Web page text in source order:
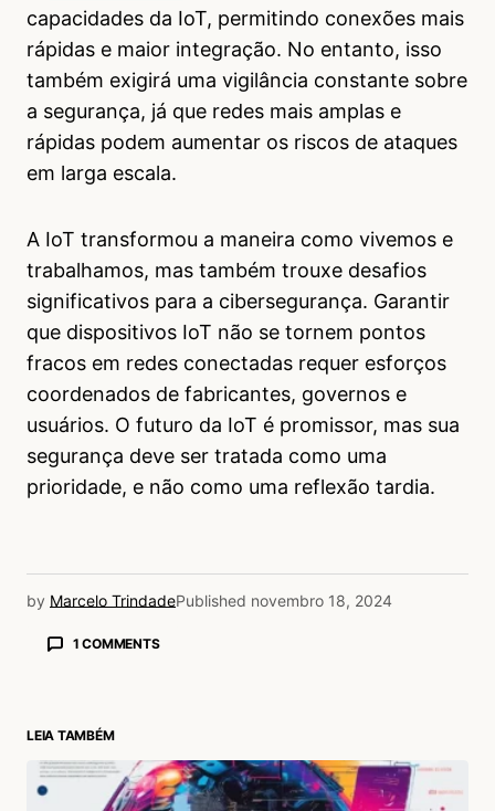
capacidades da IoT, permitindo conexões mais
rápidas e maior integração. No entanto, isso
também exigirá uma vigilância constante sobre
a segurança, já que redes mais amplas e
rápidas podem aumentar os riscos de ataques
em larga escala.
A IoT transformou a maneira como vivemos e
trabalhamos, mas também trouxe desafios
significativos para a cibersegurança. Garantir
que dispositivos IoT não se tornem pontos
fracos em redes conectadas requer esforços
coordenados de fabricantes, governos e
usuários. O futuro da IoT é promissor, mas sua
segurança deve ser tratada como uma
prioridade, e não como uma reflexão tardia.
by Marcelo TrindadePublished novembro 18, 2024
1 COMMENTS
LEIA TAMBÉM